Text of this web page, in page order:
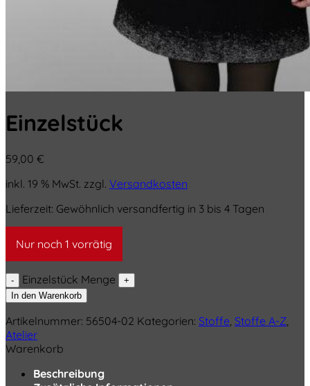
Einzelstück
59,00 €
inkl. 19 % MwSt. zzgl. Versandkosten
Lieferzeit: Gewöhnlich versandfertig in 3 bis 4 Tagen
Nur noch 1 vorrätig
Einzelstück Menge
In den Warenkorb
Artikelnummer: 56504-02 Kategorien: Stoffe Stoffe A-Z
Atelier
Warenkorb
Beschreibung